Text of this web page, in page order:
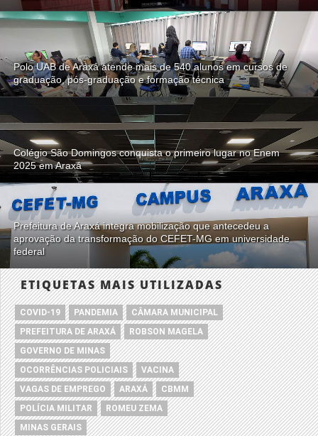
Polo UAB de Araxá atende mais de 540 alunos em cursos de
graduação, pós-graduação e formação técnica
Colégio São Domingos conquista o primeiro lugar no Enem
2025 em Araxá
Prefeitura de Araxá integra mobilização que antecedeu a
aprovação da transformação do CEFET-MG em universidade
federal
ETIQUETAS MAIS UTILIZADAS
COVID-19 PANDEMIA
CÂMARA MUNICIPAL
PREFEITURA DE ARAXÁ
ROBSON MAGELA
GOVERNO DE MINAS
OCORRÊNCIAS POLICIAIS
VACINA
VAGAS DE EMPREGO
ARAXÁ
CBMM
POLÍCIA MILITAR
ROMEU ZEMA
MINAS GERAIS